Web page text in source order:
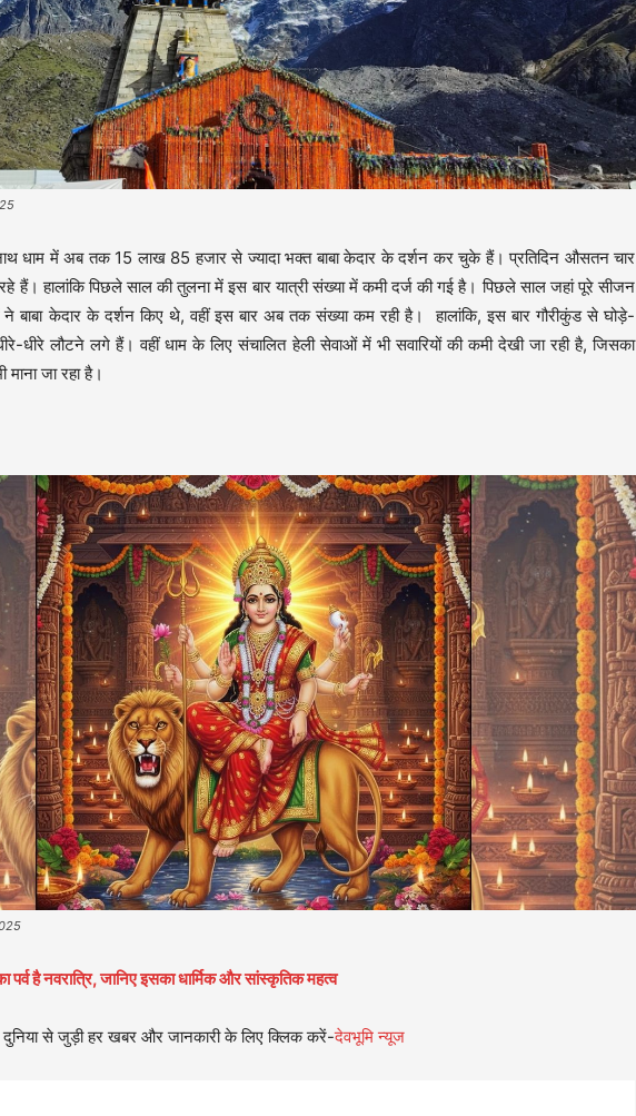
धाम में अब तक 15 लाख 85 हजार से ज्यादा भक्त बाबा केदार के दर्शन कर चुके हैं। प्रतिदिन औसतन चार
हैं। हालांकि पिछले साल की तुलना में इस बार यात्री संख्या में कमी दर्ज की गई है। पिछले साल जहां पूरे सीजन
बाबा केदार के दर्शन किए थे, वहीं इस बार अब तक संख्या कम रही है। हालांकि, इस बार गौरीकुंड से घोड़े-
धीरे लौटने लगे हैं। वहीं धाम के लिए संचालित हेली सेवाओं में भी सवारियों की कमी देखी जा रही है, जिसका
माना जा रहा है।
है नवरात्रि, जानिए इसका धार्मिक और सांस्कृतिक महत्व
से जुड़ी हर खबर और जानकारी के लिए क्लिक करें-देवभूमि न्यूज